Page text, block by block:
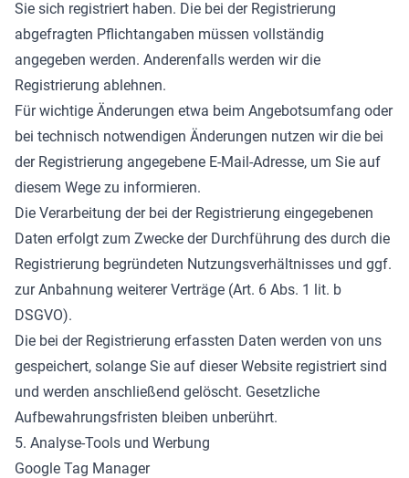
Sie sich registriert haben. Die bei der Registrierung
abgefragten Pflichtangaben müssen vollständig
angegeben werden. Anderenfalls werden wir die
Registrierung ablehnen.
Für wichtige Änderungen etwa beim Angebotsumfang oder
bei technisch notwendigen Änderungen nutzen wir die bei
der Registrierung angegebene E-Mail-Adresse, um Sie auf
diesem Wege zu informieren.
Die Verarbeitung der bei der Registrierung eingegebenen
Daten erfolgt zum Zwecke der Durchführung des durch die
Registrierung begründeten Nutzungsverhältnisses und ggf.
zur Anbahnung weiterer Verträge (Art. 6 Abs. 1 lit. b
DSGVO).
Die bei der Registrierung erfassten Daten werden von uns
gespeichert, solange Sie auf dieser Website registriert sind
und werden anschließend gelöscht. Gesetzliche
Aufbewahrungsfristen bleiben unberührt.
5. Analyse-Tools und Werbung
Google Tag Manager